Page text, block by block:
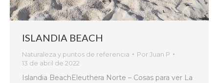
ISLANDIA BEACH
Naturaleza y puntos de referencia PorJuan P
13 de abril de 2022
Islandia BeachEleuthera Norte – Cosas para ver La